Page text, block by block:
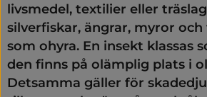
livsmedel, textilier eller
silverfiskar, ängrar, myror
som ohyra. En insekt klassas
den finns på olämplig plats i
Detsamma gäller för